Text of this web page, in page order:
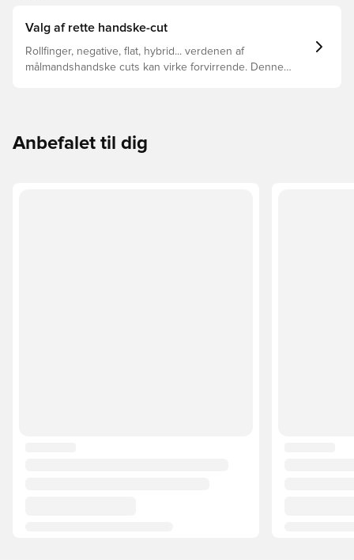
Valg af rette handske-cut
Rollfinger, negative, flat, hybrid... verdenen af
målmandshandske cuts kan virke forvirrende. Denne
Anbefalet til dig